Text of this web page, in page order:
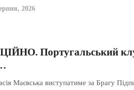
2026
Португальський
Маєвська виступатиме за Брагу